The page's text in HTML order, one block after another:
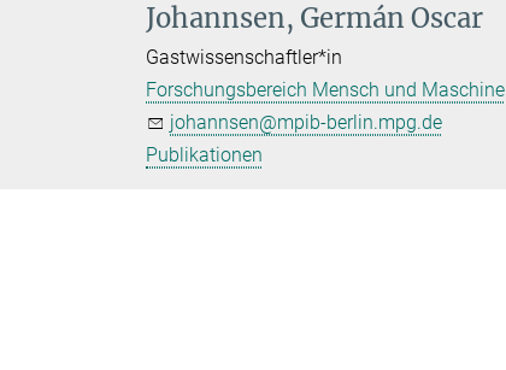
Johannsen, Germán Oscar
Gastwissenschaftler*in
Forschungsbereich Mensch und Maschine
johannsen@mpib-berlin.mpg.de
Publikationen